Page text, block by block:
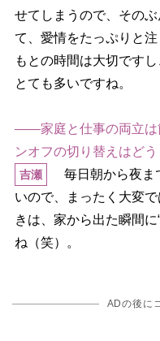
せてしまうので、その
て、愛情をたっぷりと
もとの時間は大切です
とても多いですね。
――家庭と仕事の両立は
ンオフの切り替えはど
吉瀬
毎日朝から夜ま
いので、まったく大変
きは、家から出た瞬間
ね（笑）。
ADの後に